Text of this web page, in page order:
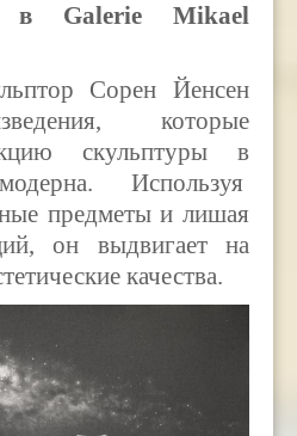
в Galerie Mikael
Сорен Йенсен
которые
скульптуры в
Используя
предметы и лишая
он выдвигает на
качества.